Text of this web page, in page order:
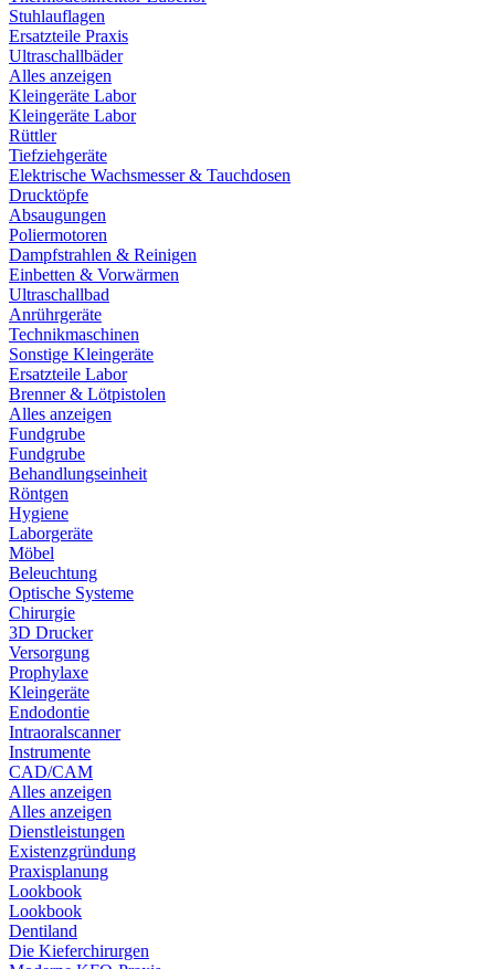
Stuhlauflagen
Ersatzteile Praxis
Ultraschallbäder
Alles anzeigen
Kleingeräte Labor
Kleingeräte Labor
Rüttler
Tiefziehgeräte
Elektrische Wachsmesser & Tauchdosen
Drucktöpfe
Absaugungen
Poliermotoren
Dampfstrahlen & Reinigen
Einbetten & Vorwärmen
Ultraschallbad
Anrührgeräte
Technikmaschinen
Sonstige Kleingeräte
Ersatzteile Labor
Brenner & Lötpistolen
Alles anzeigen
Fundgrube
Fundgrube
Behandlungseinheit
Röntgen
Hygiene
Laborgeräte
Möbel
Beleuchtung
Optische Systeme
Chirurgie
3D Drucker
Versorgung
Prophylaxe
Kleingeräte
Endodontie
Intraoralscanner
Instrumente
CAD/CAM
Alles anzeigen
Alles anzeigen
Dienstleistungen
Existenzgründung
Praxisplanung
Lookbook
Lookbook
Dentiland
Die Kieferchirurgen